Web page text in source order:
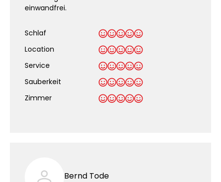
einwandfrei.
Schlaf
Location
Service
Sauberkeit
Zimmer
Bernd Tode